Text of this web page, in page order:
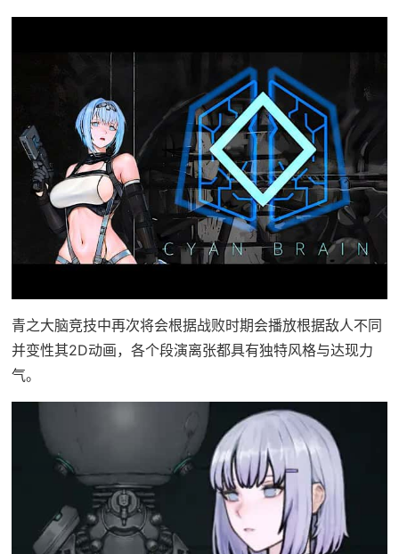
青之大脑竞技中再次将会根据战败时期会播放根据敌人不同
并变性其2D动画，各个段演离张都具有独特风格与达现力
气。